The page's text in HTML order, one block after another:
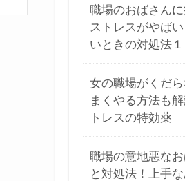
職場のおばさんに
ストレスがやば
いときの対処法
女の職場がくだ
まくやる方法も
トレスの特効薬
職場の意地悪な
と対処法！上手